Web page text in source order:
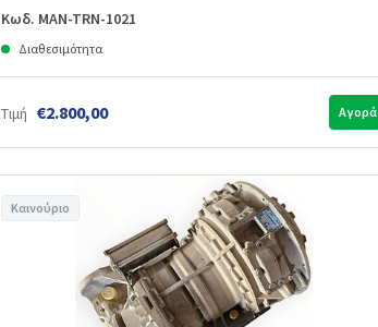
Κωδ. MAN-TRN-1021
Διαθεσιμότητα
Τιμή €2.800,00 Αγορά
Καινούριο